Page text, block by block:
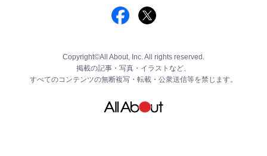
Copyright©All About, Inc. All rights reserved.
掲載の記事・写真・イラストなど、
すべてのコンテンツの無断複写・転載・公衆送信等を禁じます。